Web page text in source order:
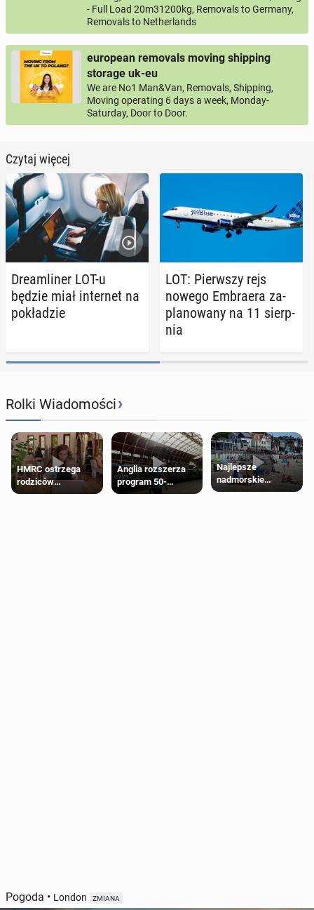
- Full Load 20m31200kg, Removals to Germany,
Removals to Netherlands
european removals moving shipping
storage uk-eu
We are No1 Man&Van, Removals, Shipping,
Moving operating 6 days a week, Monday-
Saturday, Door to Door.
Czytaj więcej
Dre­am­li­ner LOT-u
będzie miał in­ter­net na
po­kła­dzie
LOT: Pierw­szy rejs
nowego Em­bra­era za­
pla­no­wa­ny na 11 sierp­
nia
Rolki Wiadomości›
HMRC ostrzega
rodziców
pobierających Child
Anglia rozszerza
program 50-
procentowych
Najlepsze
nadmorskie
miasteczko blisko
Pogoda • London ZMIANA